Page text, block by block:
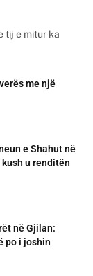
tij e mitur ka
me një
e Shahut në
u renditën
në Gjilan:
po i joshin